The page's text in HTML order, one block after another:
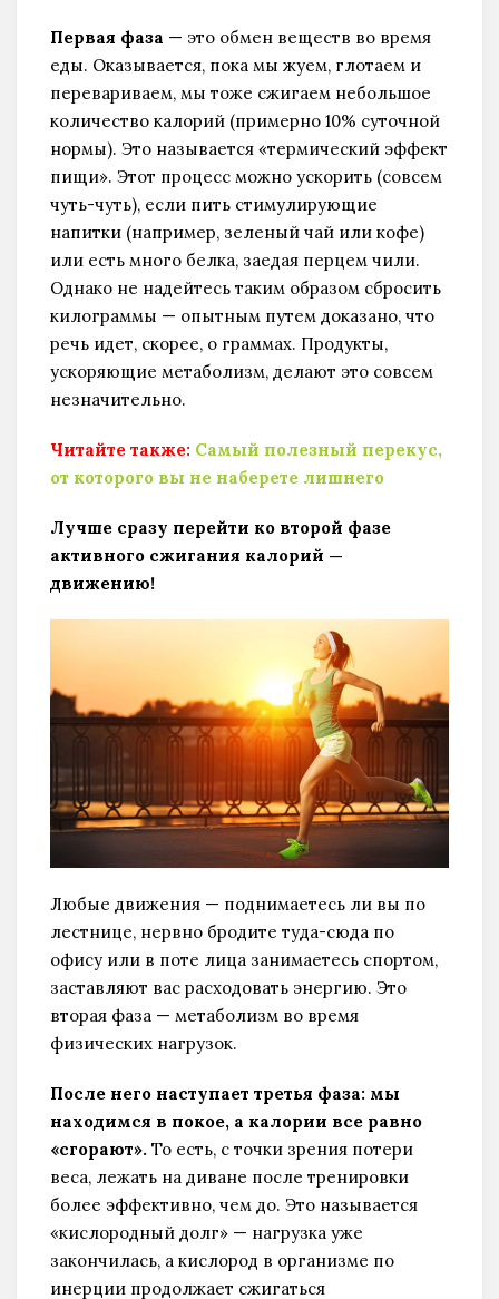
Первая фаза — это обмен веществ во время
еды. Оказывается, пока мы жуем, глотаем и
перевариваем, мы тоже сжигаем небольшое
количество калорий (примерно 10% суточной
нормы). Это называется «термический эффект
пищи». Этот процесс можно ускорить (совсем
чуть-чуть), если пить стимулирующие
напитки (например, зеленый чай или кофе)
или есть много белка, заедая перцем чили.
Однако не надейтесь таким образом сбросить
килограммы — опытным путем доказано, что
речь идет, скорее, о граммах. Продукты,
ускоряющие метаболизм, делают это совсем
незначительно.
Читайте также: Самый полезный перекус,
от которого вы не наберете лишнего
Лучше сразу перейти ко второй фазе
активного сжигания калорий —
движению!
Любые движения — поднимаетесь ли вы по
лестнице, нервно бродите туда-сюда по
офису или в поте лица занимаетесь спортом,
заставляют вас расходовать энергию. Это
вторая фаза — метаболизм во время
физических нагрузок.
После него наступает третья фаза: мы
находимся в покое, а калории все равно
«сгорают». То есть, с точки зрения потери
веса, лежать на диване после тренировки
более эффективно, чем до. Это называется
«кислородный долг» — нагрузка уже
закончилась, а кислород в организме по
инерции продолжает сжигаться